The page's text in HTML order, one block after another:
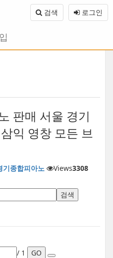
로그인
검색
판매 서울 경기
익 영창 모든 브
기종합피아노 Views3308
검색
/ 1
GO